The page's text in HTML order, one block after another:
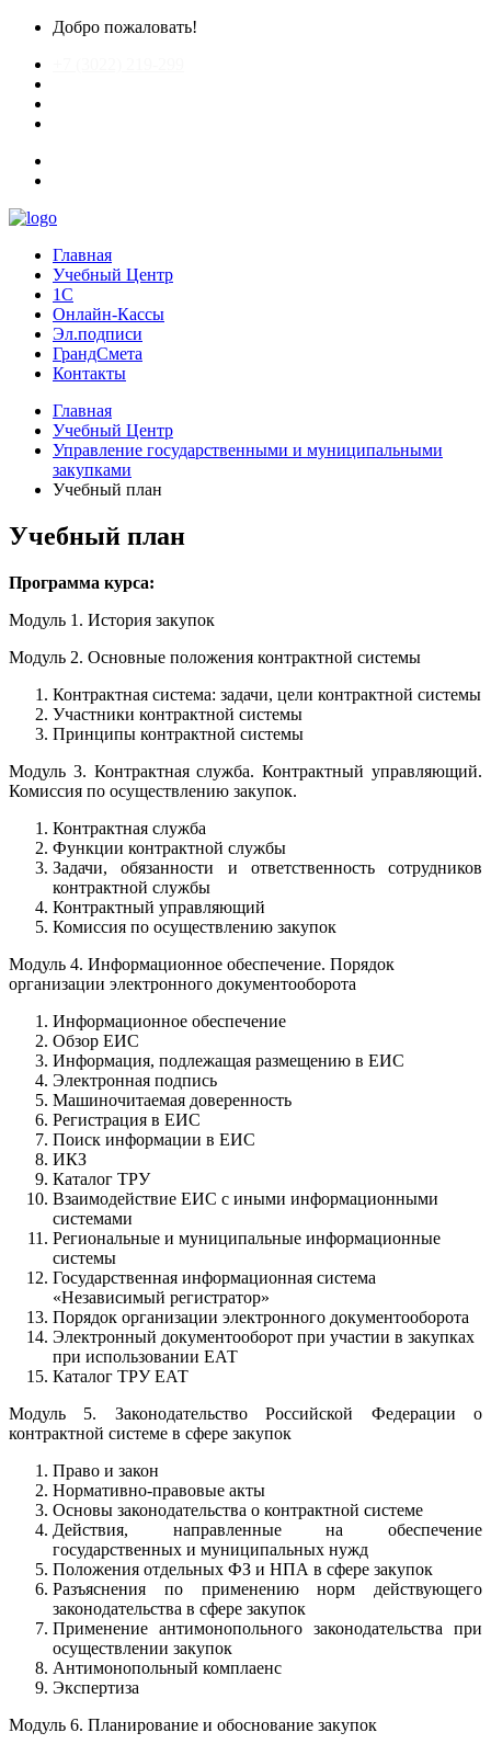
Добро пожаловать!
Главная
Учебный Центр
1С
Онлайн-Кассы
Эл.подписи
ГрандСмета
Контакты
Главная
Учебный Центр
Управление государственными и муниципальными
закупками
Учебный план
Учебный план
Программа курса:
Модуль 1. История закупок
Модуль 2. Основные положения контрактной системы
Контрактная система: задачи, цели контрактной системы
Участники контрактной системы
Принципы контрактной системы
Модуль 3. Контрактная служба. Контрактный управляющий.
Комиссия по осуществлению закупок.
Контрактная служба
Функции контрактной службы
Задачи, обязанности и ответственность сотрудников
контрактной службы
Контрактный управляющий
Комиссия по осуществлению закупок
Модуль 4. Информационное обеспечение. Порядок
организации электронного документооборота
Информационное обеспечение
Обзор ЕИС
Информация, подлежащая размещению в ЕИС
Электронная подпись
Машиночитаемая доверенность
Регистрация в ЕИС
Поиск информации в ЕИС
ИКЗ
Каталог ТРУ
Взаимодействие ЕИС с иными информационными
системами
Региональные и муниципальные информационные
системы
Государственная информационная система
«Независимый регистратор»
Порядок организации электронного документооборота
Электронный документооборот при участии в закупках
при использовании ЕАТ
Каталог ТРУ ЕАТ
Модуль 5. Законодательство Российской Федерации о
контрактной системе в сфере закупок
Право и закон
Нормативно-правовые акты
Основы законодательства о контрактной системе
Действия, направленные на обеспечение
государственных и муниципальных нужд
Положения отдельных ФЗ и НПА в сфере закупок
Разъяснения по применению норм действующего
законодательства в сфере закупок
Применение антимонопольного законодательства при
осуществлении закупок
Антимонопольный комплаенс
Экспертиза
Модуль 6. Планирование и обоснование закупок